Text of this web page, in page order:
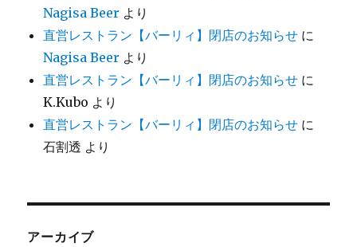
Nagisa Beer より
直営レストラン【バーリィ】閉店のお知らせ に
Nagisa Beer より
直営レストラン【バーリィ】閉店のお知らせ に
K.Kubo より
直営レストラン【バーリィ】閉店のお知らせ に
石割透 より
アーカイブ